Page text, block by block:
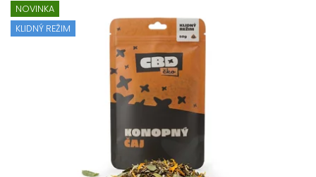
NOVINKA
KLIDNÝ REŽIM